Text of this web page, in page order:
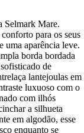
Selmark Mare.
para os seus
uma aparência leve.
borda bordada
de
lantejoulas em
luxuoso com o
com ilhós
a silhueta
em algodão, esse
enquanto se